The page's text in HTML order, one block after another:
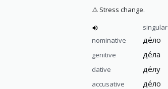
⚠️ Stress change.
singular
nominative
де́ло
genitive де́ла
dative де́лу
accusative де́ло